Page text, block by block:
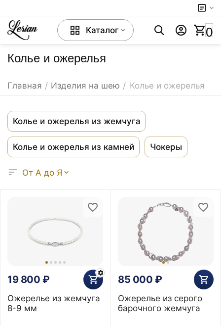
Каталог 0
Колье и ожерелья
Главная / Изделия на шею / Колье и ожерелья
Колье и ожерелья из жемчуга
Колье и ожерелья из камней Чокеры
От А до Я
19 800 ₽
Ожерелье из жемчуга
8-9 мм
85 000 ₽
Ожерелье из серого
барочного жемчуга